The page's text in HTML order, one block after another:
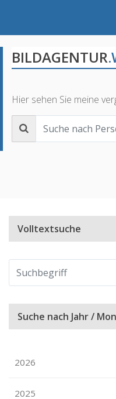
BILDAGENTUR
Hier sehen Sie meine
Volltextsuche
Suche nach Jahr /
2026
2025